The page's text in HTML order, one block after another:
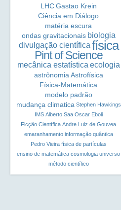
LHC Gastao Krein
Ciência em Diálogo
matéria escura
ondas gravitacionais biologia
divulgação científica física
Pint of Science
mecânica estatística ecologia
astrônomia Astrofísica
Física-Matemática
modelo padrão
mudança climatica Stephen Hawkings
IMS Alberto Saa Oscar Eboli
Ficção Científica Andre Luiz de Gouvea
emaranhamento informação quântica
Pedro Vieira física de partículas
ensino de matemática cosmologia universo
método científico